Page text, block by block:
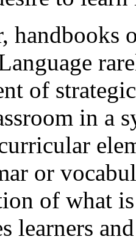
handbooks
of
in a
or
of what
learners